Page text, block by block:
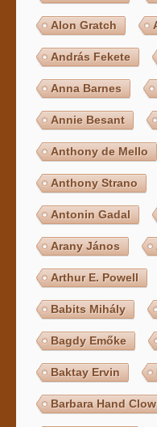
Alon Gratch
András Fekete
Anna Barnes
Annie Besant
Anthony de Mello
Anthony Strano
Antonin Gadal
Arany János
Arthur E. Powell
Babits Mihály
Bagdy Emőke
Baktay Ervin
Barbara Hand Clow